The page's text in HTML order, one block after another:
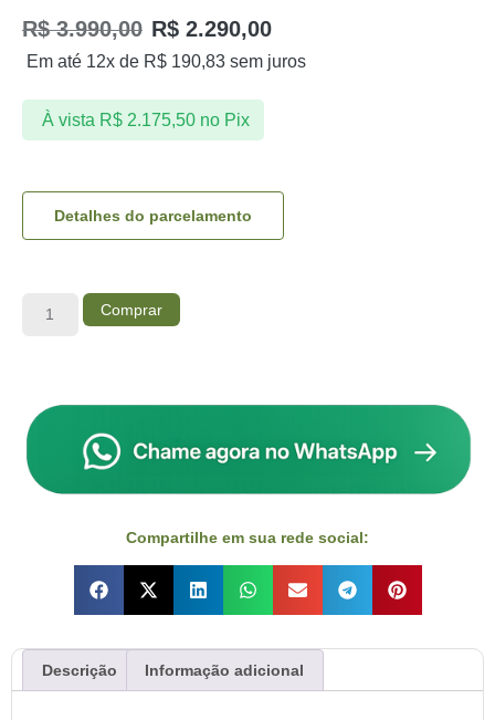
R$3.990,00 R$ 2.290,00
Em até 12x de R$ 190,83 sem juros
À vista R$2.175,50 no Pix
Detalhes do parcelamento
Comprar
Compartilhe em sua rede social:
Descrição Informação adicional